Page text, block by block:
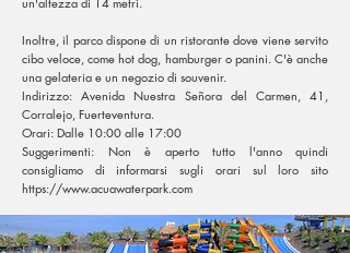
Inoltre, il parco dispone di un ristorante dove viene servito
cibo veloce, come hot dog, hamburger o panini. C'è anche
una gelateria e un negozio di souvenir.
Indirizzo: Avenida Nuestra Señora del Carmen, 41,
Corralejo, Fuerteventura.
Orari: Dalle 10:00 alle 17:00
Suggerimenti: Non è aperto tutto l'anno quindi
consigliamo di informarsi sugli orari sul loro sito
https://www.acuawaterpark.com